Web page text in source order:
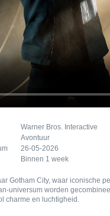
Warner Bros. Interactive
Avontuur
26-05-2026
Binnen 1 week
Gotham City, waar iconische
universum worden
charme en luchtigheid.